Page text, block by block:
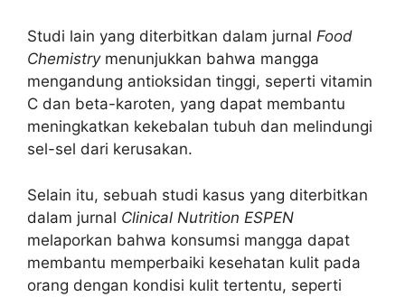
Studi lain yang diterbitkan dalam jurnal Food
Chemistrymenunjukkan bahwa mangga
mengandung antioksidan tinggi, seperti vitamin
C dan beta-karoten, yang dapat membantu
meningkatkan kekebalan tubuh dan melindungi
sel-sel dari kerusakan.
Selain itu, sebuah studi kasus yang diterbitkan
dalam jurnal Clinical Nutrition ESPEN
melaporkan bahwa konsumsi mangga dapat
membantu memperbaiki kesehatan kulit pada
orang dengan kondisi kulit tertentu, seperti